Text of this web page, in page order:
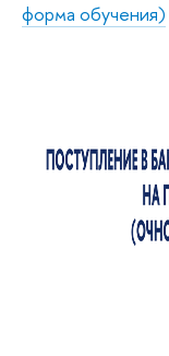
форма обучения)